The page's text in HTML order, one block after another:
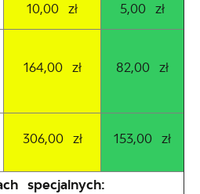
10,00 zł 5,00 zł
164,00 zł 82,00 zł
306,00 zł 153,00 zł
specjalnych: